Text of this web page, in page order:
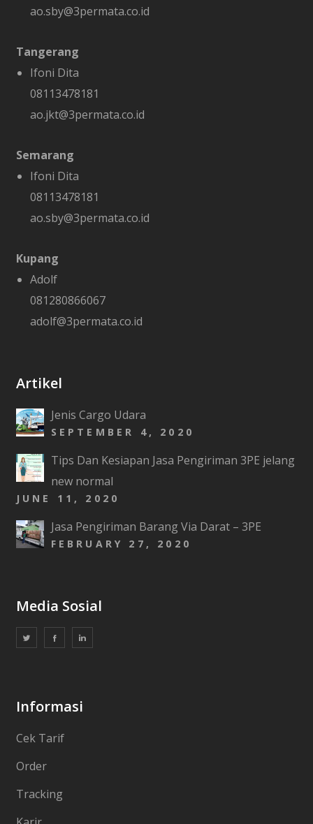
ao.sby@3permata.co.id
Tangerang
Ifoni Dita
08113478181
ao.jkt@3permata.co.id
Semarang
Ifoni Dita
08113478181
ao.sby@3permata.co.id
Kupang
Adolf
081280866067
adolf@3permata.co.id
Artikel
Jenis Cargo Udara
SEPTEMBER 4, 2020
Tips Dan Kesiapan Jasa Pengiriman 3PE jelang
new normal
JUNE 11, 2020
Jasa Pengiriman Barang Via Darat – 3PE
FEBRUARY 27, 2020
Media Sosial
Informasi
Cek Tarif
Order
Tracking